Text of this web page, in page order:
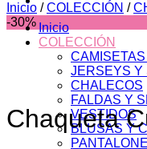
Inicio
COLECCIÓN
JERSEYS Y
CHALECOS
FALDAS Y
VESTIDOS
BLUSAS Y
Inicio / COLECCIÓN /
-30%
Chaqueta